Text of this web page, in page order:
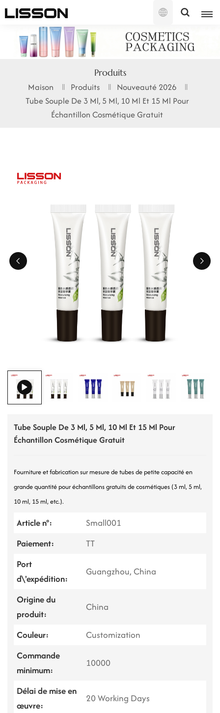
Français
English
français
русский
한국의
ไทย
Tiếng việt
Produits
Maison Produits
Nouveauté 2026
Tube Souple De 3 Ml, 5 Ml, 10 Ml Et 15 Ml Pour
Échantillon Cosmétique Gratuit
Tube Souple De 3 Ml, 5 Ml, 10 Ml Et 15 Ml Pour
Échantillon Cosmétique Gratuit
Fourniture et fabrication sur mesure de tubes de petite capacité en
grande quantité pour échantillons gratuits de cosmétiques (3 ml, 5 ml,
10 ml, 15 ml, etc.).
Article n°:
Small001
Paiement:
TT
Port
d\'expédition:
Guangzhou, China
Origine du
produit:
China
Couleur:
Customization
Commande
minimum:
10000
Délai de mise en
œuvre:
20 Working Days